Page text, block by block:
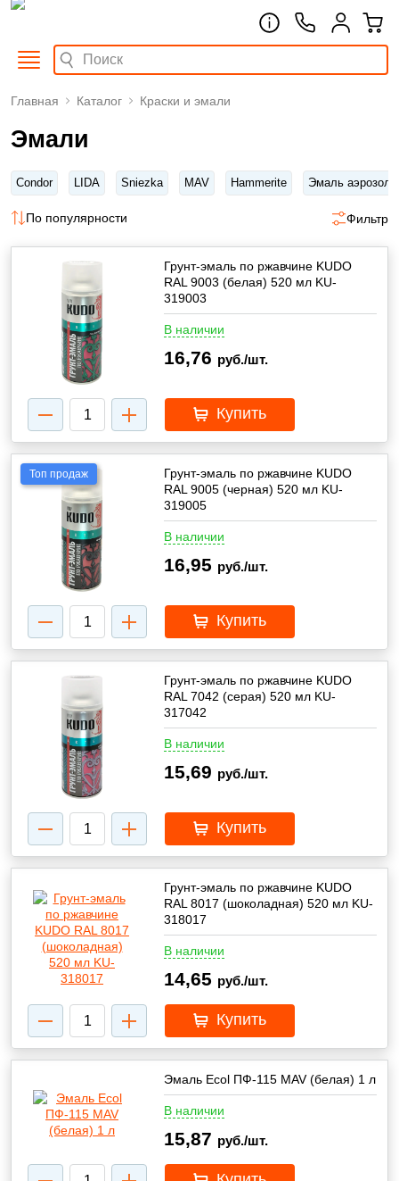
Главная Каталог Краски и эмали
Эмали
Condor LIDA Sniezka MAV Hammerite Эмаль аэрозоль
По популярности Фильтр
Грунт-эмаль по ржавчине KUDO
RAL 9003 (белая) 520 мл KU-
319003
В наличии
16,76 руб./шт.
Купить
Топ продаж
Грунт-эмаль по ржавчине KUDO
RAL 9005 (черная) 520 мл KU-
319005
В наличии
16,95 руб./шт.
Купить
Грунт-эмаль по ржавчине KUDO
RAL 7042 (серая) 520 мл KU-
317042
В наличии
15,69 руб./шт.
Купить
Грунт-эмаль по ржавчине KUDO
RAL 8017 (шоколадная) 520 мл KU-
318017
В наличии
14,65 руб./шт.
Купить
Эмаль Ecol ПФ-115 MAV (белая) 1 л
В наличии
15,87 руб./шт.